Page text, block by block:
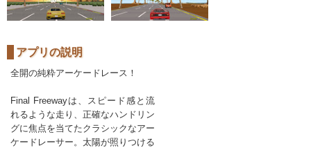
アプリの説明
全開の純粋アーケードレース！
Final Freewayは、スピード感と流
れるような走り、正確なハンドリン
グに焦点を当てたクラシックなアー
ケードレーサー。太陽が照りつける